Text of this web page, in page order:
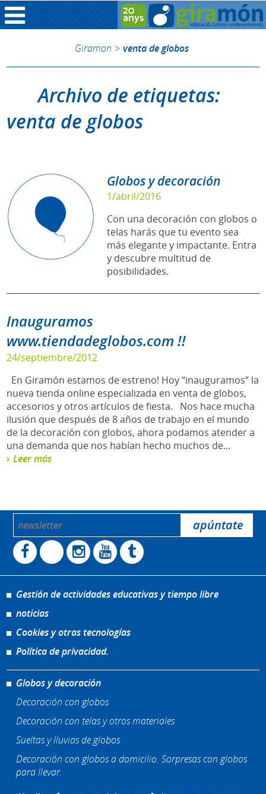
Giramon > venta de globos
Archivo de etiquetas:
venta de globos
Globos y decoración
1/abril/2016
Con una decoración con globos o
telas harás que tu evento sea
más elegante y impactante. Entra
y descubre multitud de
posibilidades.
Inauguramos
www.tiendadeglobos.com !!
24/septiembre/2012
En Giramón estamos de estreno! Hoy “inauguramos” la
nueva tienda online especializada en venta de globos,
accesorios y otros artículos de fiesta. Nos hace mucha
ilusión que después de 8 años de trabajo en el mundo
de la decoración con globos, ahora podamos atender a
una demanda que nos habían hecho muchos de...
Leer más
Gestión de actividades educativas y tiempo libre
noticias
Cookies y otras tecnologías
Política de privacidad.
Globos y decoración
Decoración con globos
Decoración con telas y otros materiales
Sueltas y lluvias de globos
Decoración con globos a domicilio. Sorpresas con globos
para llevar.